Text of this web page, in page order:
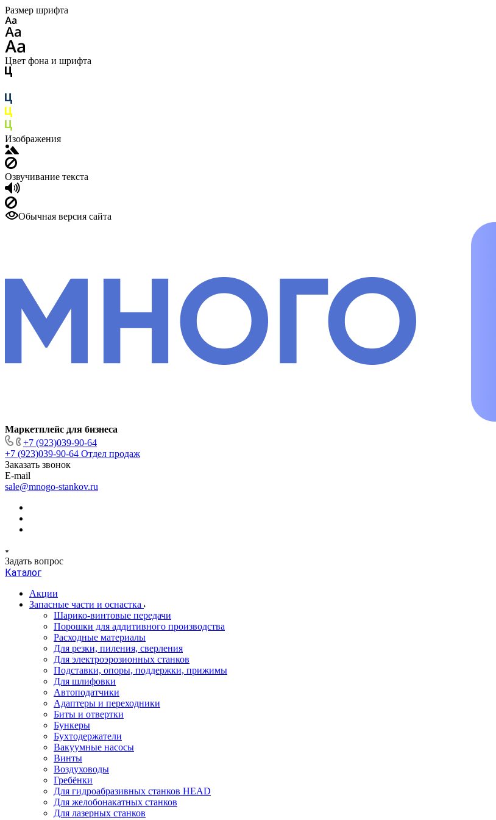
Размер шрифта
Цвет фона и шрифта
Изображения
Озвучивание текста
Обычная версия сайта
Маркетплейс для бизнеса
+7 (923)039-90-64
+7 (923)039-90-64 Отдел продаж
Заказать звонок
E-mail
sale@mnogo-stankov.ru
Задать вопрос
Каталог
Акции
Запасные части и оснастка
Шарико-винтовые передачи
Порошки для аддитивного производства
Расходные материалы
Для резки, пиления, сверления
Для электроэрозионных станков
Подставки, опоры, поддержки, прижимы
Для шлифовки
Автоподатчики
Адаптеры и переходники
Биты и отвертки
Бункеры
Бухтодержатели
Вакуумные насосы
Винты
Воздуховоды
Гребёнки
Для гидроабразивных станков HEAD
Для желобонакатных станков
Для лазерных станков